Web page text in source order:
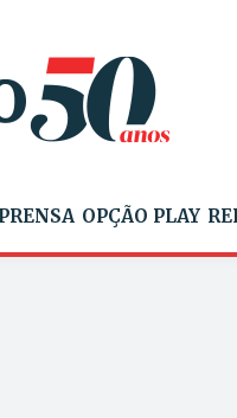
OPÇÃO PLAY